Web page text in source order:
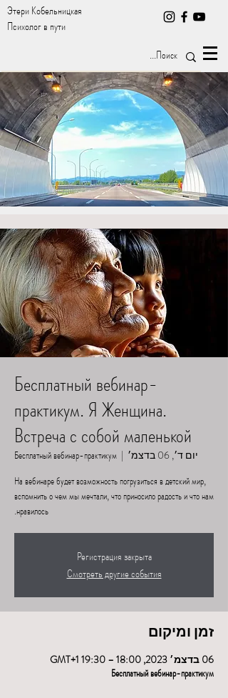
Этери Кобельницкая
Психолог в пути
Бесплатный вебинар-
практикум. Я Женщина.
Встреча с собой маленькой
יום ד׳, 06 בדצמ׳
  |
Бесплатный вебинар-практикум
На вебинаре будет возможность погрузиться в детский мир,
вспомнить о чем мы мечтали, что приносило радость и что нам
нравилось.
Регистрация закрыта
Смотреть другие события
זמן ומיקום
06 בדצמ׳ 2023, 18:00 – 19:30 GMT‎+1‎
Бесплатный вебинар-практикум